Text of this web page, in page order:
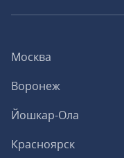
Москва
Воронеж
Йошкар-Ола
Красноярск